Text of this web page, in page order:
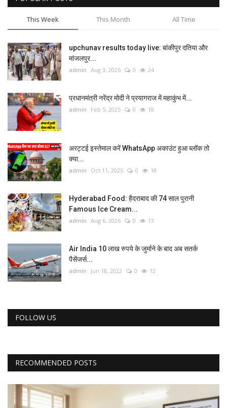
This Week This Month All Time
upchunav results today live: बांकीपुर दतिया और
मांजलपुर...
admin Aug 3, 2026 0 24
प्रधानमंत्री नरेंद्र मोदी ने प्रयागराज में महाकुंभ में...
admin Feb 5, 2025 0 18
अरट्टई इस्तेमाल करें WhatsApp अकाउंट हुआ ब्लॉक तो
क्या...
admin Oct 11, 2025 0 18
Hyderabad Food: हैदराबाद की 74 साल पुरानी
Famous Ice Cream...
admin Aug 6, 2026 0 13
Air India 10 लाख रुपये के जुर्माने के बाद अब सतर्क
पैसेंजर्स...
admin Jun 18, 2022 0 12
FOLLOW US
RECOMMENDED POSTS